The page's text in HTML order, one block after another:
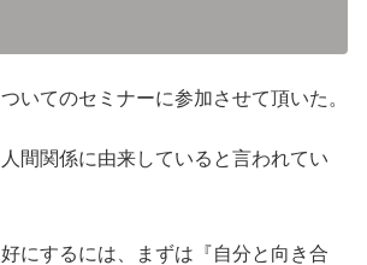
いてのセミナーに参加させて頂いた。
間関係に由来していると言われてい
にするには、まずは『自分と向き合